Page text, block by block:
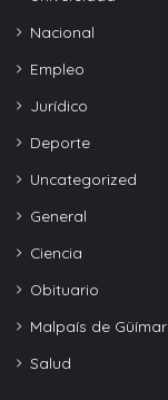
Nacional
Empleo
Jurídico
Deporte
Uncategorized
General
Ciencia
Obituario
Malpaís de Güímar
Salud